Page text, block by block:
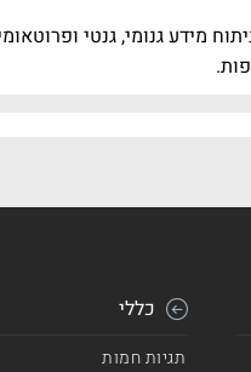
מידע גנומי, גנטי
כללי
תגיות חמות